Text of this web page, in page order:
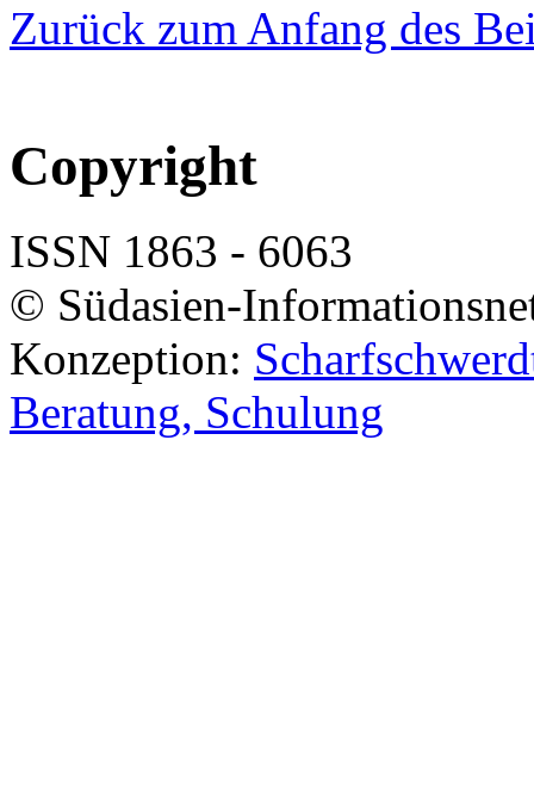
Zurück zum Anfang des
Copyright
ISSN 1863 - 6063
© Südasien-
Konzeption:
Beratung, Schulung